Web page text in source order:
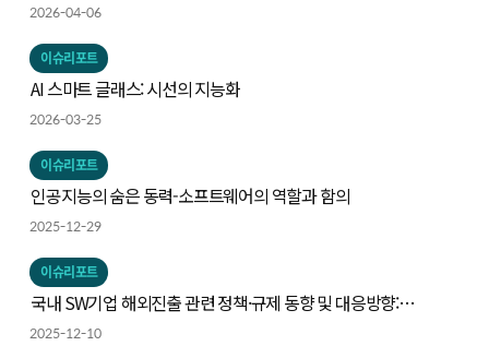
2026-04-06
이슈리포트
AI 스마트 글래스: 시선의 지능화
2026-03-25
이슈리포트
인공지능의 숨은 동력-소프트웨어의 역할과 함의
2025-12-29
이슈리포트
국내 SW기업 해외진출 관련 정책·규제 동향 및 대응방향:
인공지능 및 사이버보안을 중심으로
2025-12-10